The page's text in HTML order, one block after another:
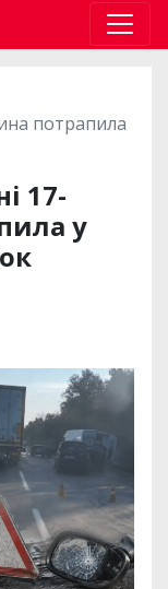
потрапила
17-
у